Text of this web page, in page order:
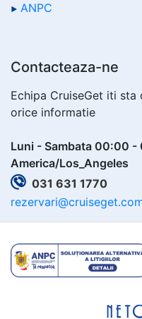
ANPC
Contacteaza-ne
Echipa CruiseGet iti
orice informatie
Luni - Sambata 00:00 -
America/Los_Angeles
031 631 1770